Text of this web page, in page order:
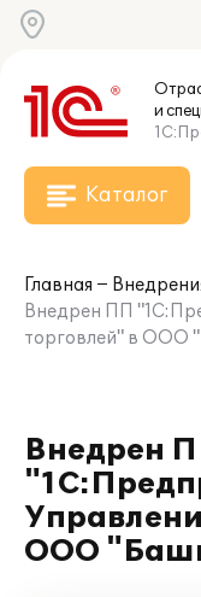
и
Каталог
Главная
Внедрен ПП
торговлей" в ООО
Внедрен
ООО